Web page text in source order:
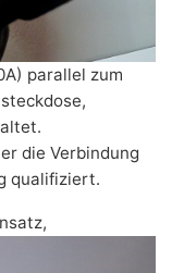
parallel zum
die Verbindung
qualifiziert.